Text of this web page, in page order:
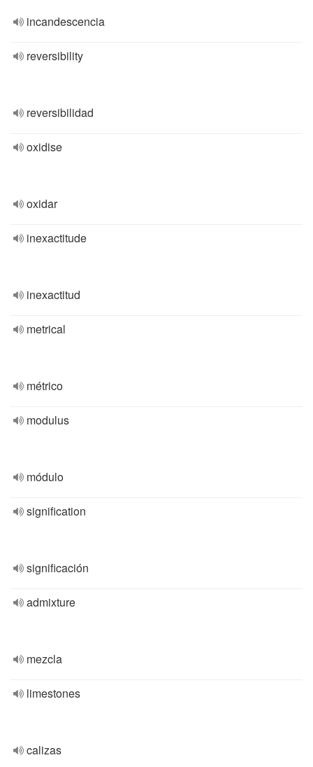
incandescencia
reversibility
reversibilidad
oxidise
oxidar
inexactitude
inexactitud
metrical
métrico
modulus
módulo
signification
significación
admixture
mezcla
limestones
calizas